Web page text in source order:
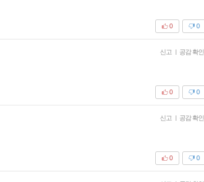
0
0
신고 | 공감 확인
0
0
신고 | 공감 확인
0
0